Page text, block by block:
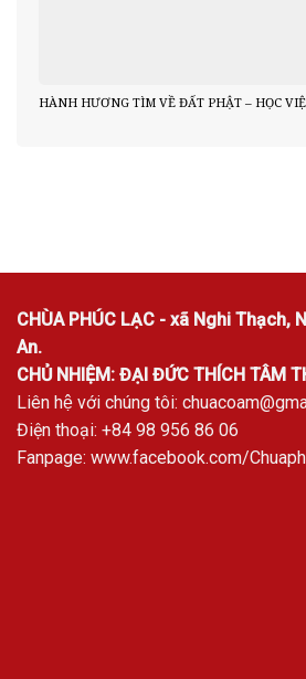
HÀNH HƯƠNG TÌM VỀ ĐẤT PHẬT – HỌC
CHÙA PHÚC LẠC - xã Nghi Thạch,
An.
CHỦ NHIỆM: ĐẠI ĐỨC THÍCH TÂM
Liên hệ với chúng tôi:
Điện thoại: +84 98 956 86 06
Fanpage: www.facebook.com/